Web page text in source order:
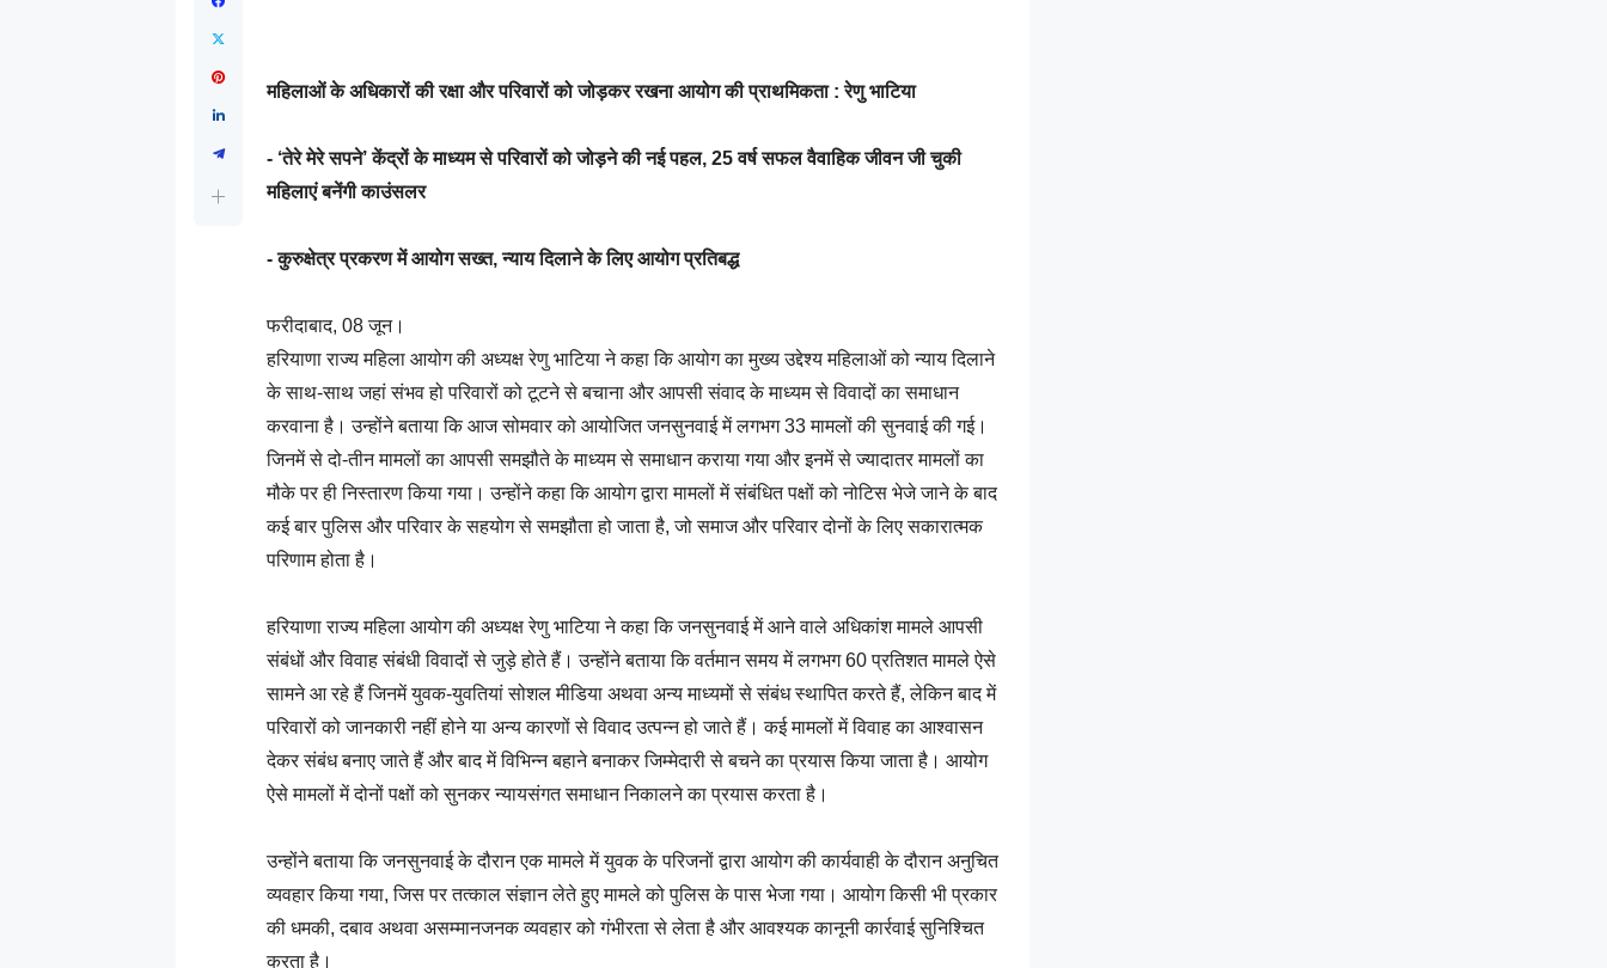
महिलाओं के अधिकारों की रक्षा और परिवारों को जोड़कर रखना आयोग की प्राथमिकता : रेणु भाटिया
- ‘तेरे मेरे सपने’ केंद्रों के माध्यम से परिवारों को जोड़ने की नई पहल, 25 वर्ष सफल वैवाहिक जीवन जी चुकी
महिलाएं बनेंगी काउंसलर
- कुरुक्षेत्र प्रकरण में आयोग सख्त, न्याय दिलाने के लिए आयोग प्रतिबद्ध
फरीदाबाद, 08 जून।
हरियाणा राज्य महिला आयोग की अध्यक्ष रेणु भाटिया ने कहा कि आयोग का मुख्य उद्देश्य महिलाओं को न्याय दिलाने
के साथ-साथ जहां संभव हो परिवारों को टूटने से बचाना और आपसी संवाद के माध्यम से विवादों का समाधान
करवाना है। उन्होंने बताया कि आज सोमवार को आयोजित जनसुनवाई में लगभग 33 मामलों की सुनवाई की गई।
जिनमें से दो-तीन मामलों का आपसी समझौते के माध्यम से समाधान कराया गया और इनमें से ज्यादातर मामलों का
मौके पर ही निस्तारण किया गया। उन्होंने कहा कि आयोग द्वारा मामलों में संबंधित पक्षों को नोटिस भेजे जाने के बाद
कई बार पुलिस और परिवार के सहयोग से समझौता हो जाता है, जो समाज और परिवार दोनों के लिए सकारात्मक
परिणाम होता है।
हरियाणा राज्य महिला आयोग की अध्यक्ष रेणु भाटिया ने कहा कि जनसुनवाई में आने वाले अधिकांश मामले आपसी
संबंधों और विवाह संबंधी विवादों से जुड़े होते हैं। उन्होंने बताया कि वर्तमान समय में लगभग 60 प्रतिशत मामले ऐसे
सामने आ रहे हैं जिनमें युवक-युवतियां सोशल मीडिया अथवा अन्य माध्यमों से संबंध स्थापित करते हैं, लेकिन बाद में
परिवारों को जानकारी नहीं होने या अन्य कारणों से विवाद उत्पन्न हो जाते हैं। कई मामलों में विवाह का आश्वासन
देकर संबंध बनाए जाते हैं और बाद में विभिन्न बहाने बनाकर जिम्मेदारी से बचने का प्रयास किया जाता है। आयोग
ऐसे मामलों में दोनों पक्षों को सुनकर न्यायसंगत समाधान निकालने का प्रयास करता है।
उन्होंने बताया कि जनसुनवाई के दौरान एक मामले में युवक के परिजनों द्वारा आयोग की कार्यवाही के दौरान अनुचित
व्यवहार किया गया, जिस पर तत्काल संज्ञान लेते हुए मामले को पुलिस के पास भेजा गया। आयोग किसी भी प्रकार
की धमकी, दबाव अथवा असम्मानजनक व्यवहार को गंभीरता से लेता है और आवश्यक कानूनी कार्रवाई सुनिश्चित
करता है।